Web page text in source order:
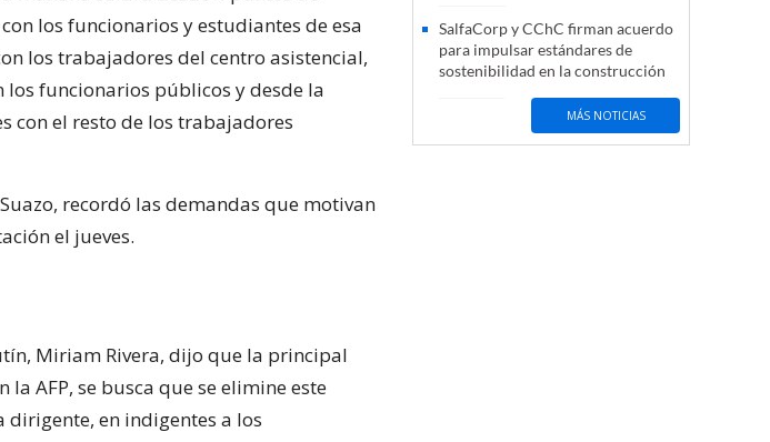
los funcionarios y estudiantes de esa
los trabajadores del centro asistencial,
los funcionarios públicos y desde la
con el resto de los trabajadores
recordó las demandas que motivan
el jueves.
Miriam Rivera, dijo que la principal
AFP, se busca que se elimine este
dirigente, en indigentes a los
SalfaCorp y CChC firman acuerdo
para impulsar estándares de
sostenibilidad en la construcción
MÁS NOTICIAS